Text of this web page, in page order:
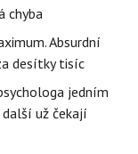
chyba
Absurdní
desítky tisíc
jedním
už čekají